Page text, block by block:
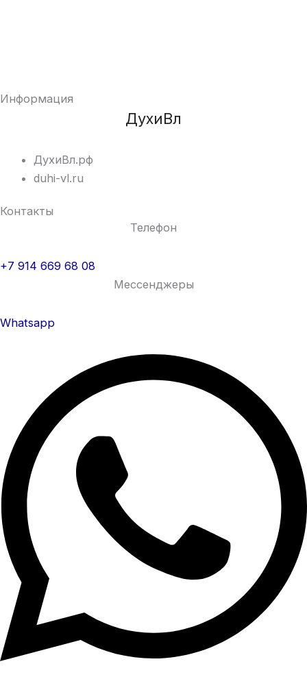
Информация
ДухиВл
ДухиВл.рф
duhi-vl.ru
Контакты
Телефон
+7 914 669 68 08
Мессенджеры
Whatsapp